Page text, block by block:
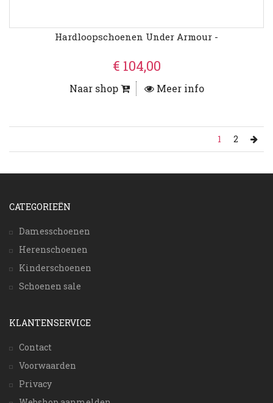
Hardloopschoenen Under Armour -
€ 104,00
Naar shop Meer info
1 2
CATEGORIEËN
Damesschoenen
Herenschoenen
Kinderschoenen
Schoenen sale
KLANTENSERVICE
Contact
Voorwaarden
Privacy